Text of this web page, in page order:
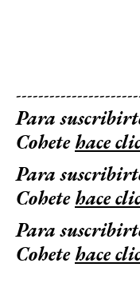
Para
Cohetehace
Para
Cohetehace
Para
Cohetehace